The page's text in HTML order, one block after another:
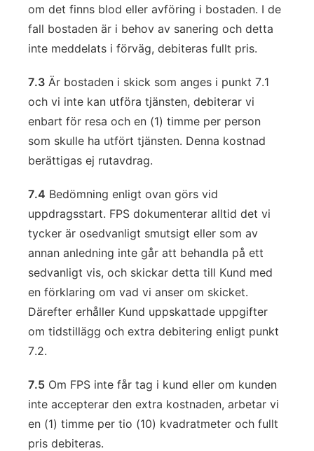
om det finns blod eller avföring i bostaden. I de
fall bostaden är i behov av sanering och detta
inte meddelats i förväg, debiteras fullt pris.
7.3 Är bostaden i skick som anges i punkt 7.1
och vi inte kan utföra tjänsten, debiterar vi
enbart för resa och en (1) timme per person
som skulle ha utfört tjänsten. Denna kostnad
berättigas ej rutavdrag.
7.4 Bedömning enligt ovan görs vid
uppdragsstart. FPS dokumenterar alltid det vi
tycker är osedvanligt smutsigt eller som av
annan anledning inte går att behandla på ett
sedvanligt vis, och skickar detta till Kund med
en förklaring om vad vi anser om skicket.
Därefter erhåller Kund uppskattade uppgifter
om tidstillägg och extra debitering enligt punkt
7.2.
7.5 Om FPS inte får tag i kund eller om kunden
inte accepterar den extra kostnaden, arbetar vi
en (1) timme per tio (10) kvadratmeter och fullt
pris debiteras.